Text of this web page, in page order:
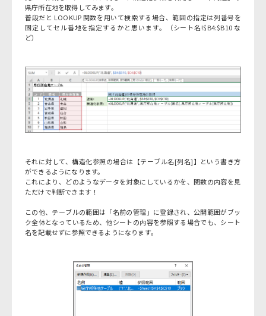
県庁所在地を取得してみます。
普段だと LOOKUP 関数を用いて検索する場合、範囲の指定は列番号を
固定してセル番地を指定するかと思います。（シート名!$B4:$B10 な
ど）
それに対して、構造化参照の場合は【テーブル名[列名]】という書き方
ができるようになります。
これにより、どのようなデータを対象にしているかを、関数の内容を見
ただけで判断できます！
この他、テーブルの範囲は「名前の管理」に登録され、公開範囲がブッ
ク全体となっているため、他シートの内容を参照する場合でも、シート
名を記載せずに参照できるようになります。